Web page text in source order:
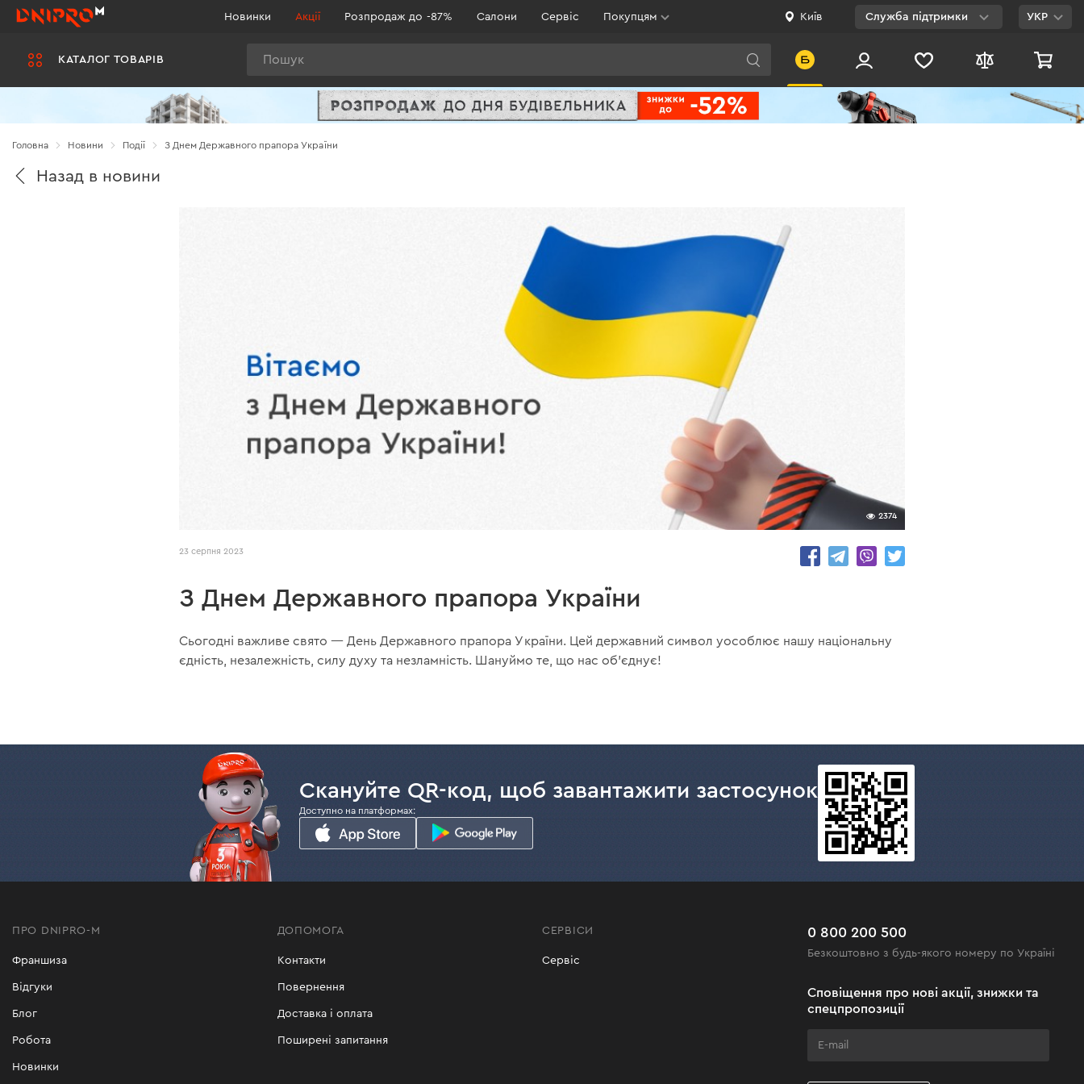
КАТАЛОГ ТОВАРІВ
Новинки Акції Розпродаж до -87% Салони Сервіс Покупцям Київ Служба підтримки
Viber
УКР
Головна Новини Події З Днем Державного прапора України
Назад в новини
2374
23 серпня 2023
З Днем Державного прапора України
Сьогодні важливе свято — День Державного прапора України. Цей державний символ уособлює нашу національну
єдність, незалежність, силу духу та незламність. Шануймо те, що нас об’єднує!
Скануйте QR-код, щоб завантажити застосунок
Доступно на платформах:
ПРО DNIPRO-M
Франшиза
Відгуки
Блог
Робота
Новинки
ДОПОМОГА
Контакти
Повернення
Доставка і оплата
Поширені запитання
СЕРВІСИ
Сервіс
0 800 200 500
Безкоштовно з будь-якого номеру по Україні
Сповіщення про нові акції, знижки та
спецпропозиції